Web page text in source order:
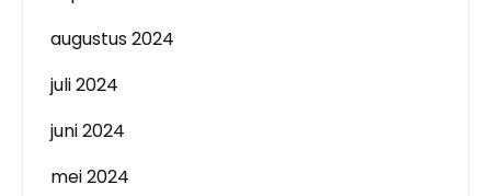
augustus 2024
juli 2024
juni 2024
mei 2024